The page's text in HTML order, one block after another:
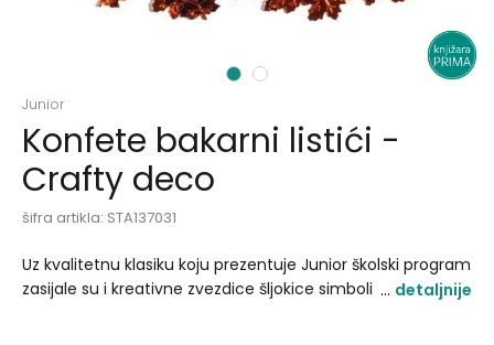
1 2
Junior
Konfete bakarni listići -
Crafty deco
šifra artikla: STA137031
Uz kvalitetnu klasiku koju prezentuje Junior školski program
zasijale su i kreativne zvezdice šljokice simboli srca idetaljnije